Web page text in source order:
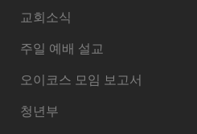
교회소식
주일 예배 설교
오이코스 모임 보고서
청년부